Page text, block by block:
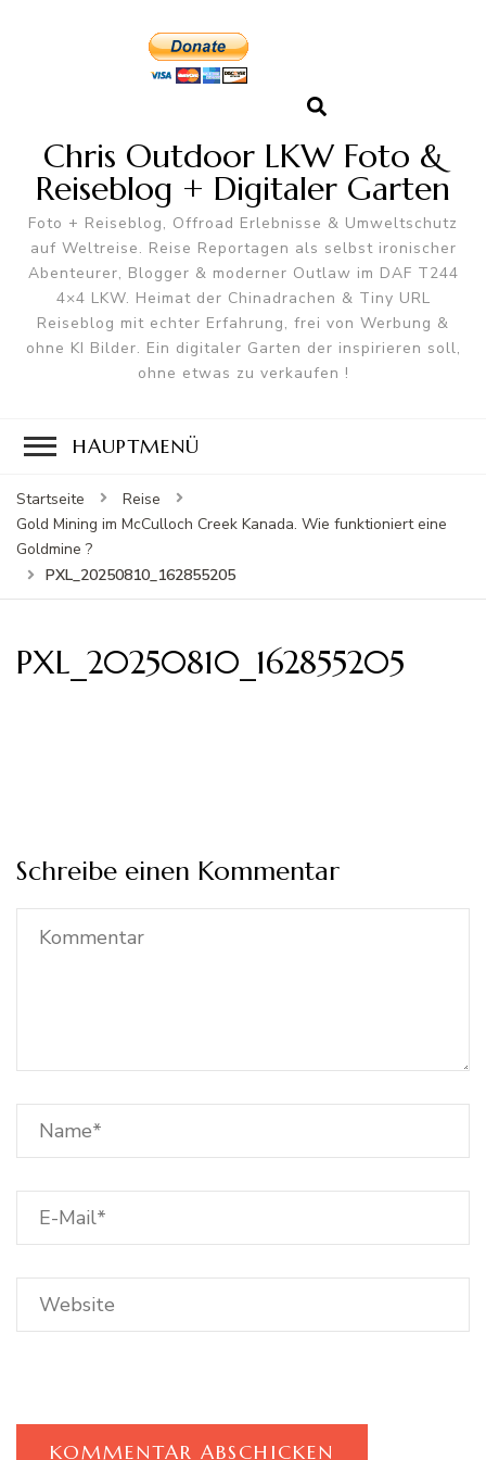
Chris Outdoor LKW Foto &
Reiseblog + Digitaler Garten
Foto + Reiseblog, Offroad Erlebnisse & Umweltschutz
auf Weltreise. Reise Reportagen als selbst ironischer
Abenteurer, Blogger & moderner Outlaw im DAF T244
4×4 LKW. Heimat der Chinadrachen & Tiny URL
Reiseblog mit echter Erfahrung, frei von Werbung &
ohne KI Bilder. Ein digitaler Garten der inspirieren soll,
ohne etwas zu verkaufen !
HAUPTMENÜ
Startseite
Reise
Gold Mining im McCulloch Creek Kanada. Wie funktioniert eine
Goldmine ?
PXL_20250810_162855205
PXL_20250810_162855205
Schreibe einen Kommentar